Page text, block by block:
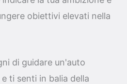
obiettivi elevati nella
di guidare un'auto
ti senti in balia della